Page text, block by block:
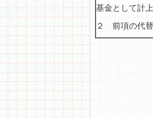
基金として計
２ 前項の代